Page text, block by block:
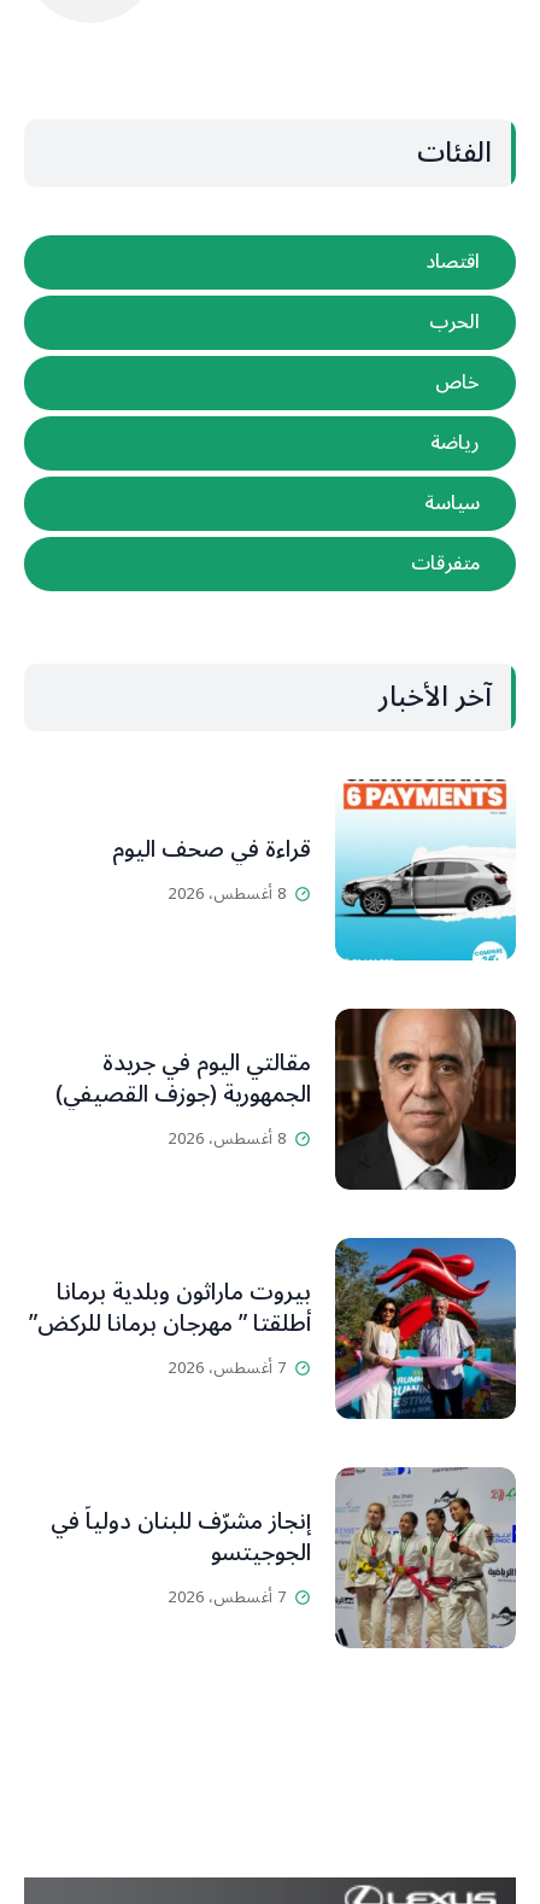
الفئات
اقتصاد
الحرب
خاص
رياضة
سياسة
متفرقات
آخر الأخبار
قراءة في صحف اليوم
8 أغسطس، 2026
مقالتي اليوم في جريدة
الجمهورية (جوزف القصيفي)
8 أغسطس، 2026
بيروت ماراثون وبلدية برمانا
أطلقتا ” مهرجان برمانا للركض”
7 أغسطس، 2026
إنجاز مشرّف للبنان دولياً في
الجوجيتسو
7 أغسطس، 2026